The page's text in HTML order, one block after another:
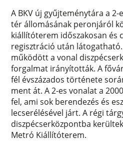
A BKV új gyűjteménytára a
tér állomásának peronjáról
kiállítóterem időszakosan és
regisztráció után
működött a vonal
forgalmat irányították. A
fél évszázados története
ment át. A 2-es vonalat a
fel, ami sok berendezés és
lecserélésével járt. A régi
diszpécserközpontba
Metró Kiállítóterem.